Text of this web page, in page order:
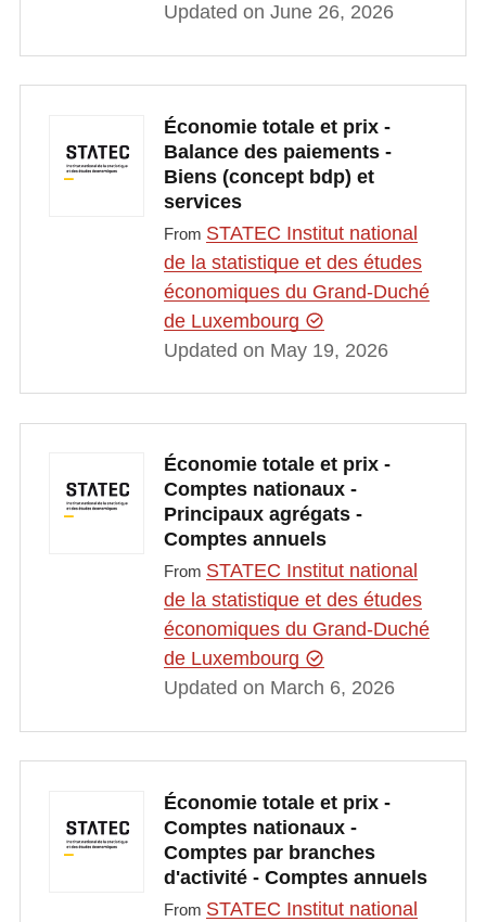
Updated on June 26, 2026
Économie totale et prix -
Balance des paiements -
Biens (concept bdp) et
services
From STATEC Institut national
de la statistique et des études
économiques du Grand-Duché
de Luxembourg
Updated on May 19, 2026
Économie totale et prix -
Comptes nationaux -
Principaux agrégats -
Comptes annuels
From STATEC Institut national
de la statistique et des études
économiques du Grand-Duché
de Luxembourg
Updated on March 6, 2026
Économie totale et prix -
Comptes nationaux -
Comptes par branches
d'activité - Comptes annuels
From STATEC Institut national